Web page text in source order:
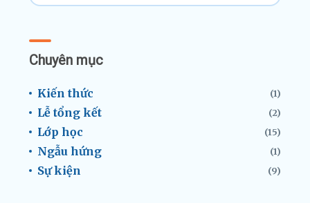
Chuyên mục
Kiến thức (1)
Lễ tổng kết (2)
Lớp học (15)
Ngẫu hứng (1)
Sự kiện (9)